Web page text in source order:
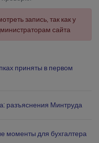
запись, так как у
сайта
приняты в первом
разъяснения Минтруда
моменты для бухгалтера